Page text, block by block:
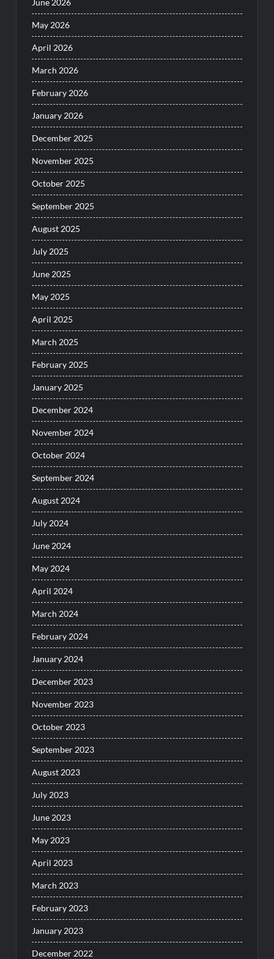
June 2026
May 2026
April 2026
March 2026
February 2026
January 2026
December 2025
November 2025
October 2025
September 2025
August 2025
July 2025
June 2025
May 2025
April 2025
March 2025
February 2025
January 2025
December 2024
November 2024
October 2024
September 2024
August 2024
July 2024
June 2024
May 2024
April 2024
March 2024
February 2024
January 2024
December 2023
November 2023
October 2023
September 2023
August 2023
July 2023
June 2023
May 2023
April 2023
March 2023
February 2023
January 2023
December 2022